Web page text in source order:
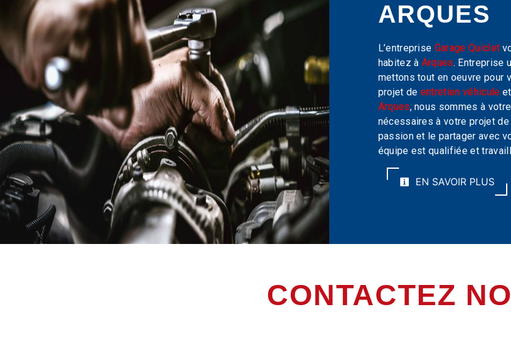
ARQUES
L’entreprise Garage Quiclet
habitez à Arques. Entreprise
mettons tout en oeuvre pour
projet de entretien véhicule
Arques, nous sommes à
nécessaires à votre projet
passion et le partager avec
équipe est qualifiée et
EN SAVOIR PLUS
CONTACTEZ